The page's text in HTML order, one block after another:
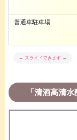
普通車駐車場
「清酒高清